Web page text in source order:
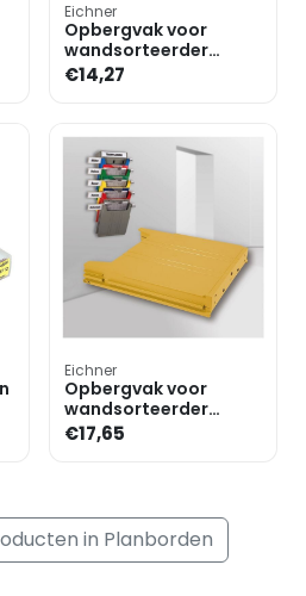
Eichner
Opbergvak voor
wandsorteerder
basismodule »FLAT«
€14,27
Eichner
Opbergvak voor
wandsorteerder
basismodule »BIG«
€17,65
in Planborden